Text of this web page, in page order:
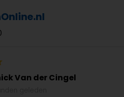
Van der Cingel